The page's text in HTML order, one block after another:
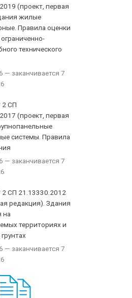
(проект, первая
жилые
Правила оценки
технического
— заканчивается 7
2 СП
(проект, первая
системы. Правила
— заканчивается 7
СП 21.13330.2012
редакция). Здания
на
территориях и
— заканчивается 7